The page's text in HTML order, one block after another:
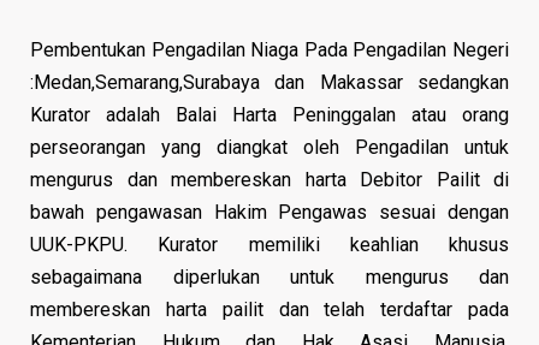
Pembentukan Pengadilan Niaga Pada Pengadilan Negeri
:Medan,Semarang,Surabaya dan Makassar sedangkan
Kurator adalah Balai Harta Peninggalan atau orang
perseorangan yang diangkat oleh Pengadilan untuk
mengurus dan membereskan harta Debitor Pailit di
bawah pengawasan Hakim Pengawas sesuai dengan
UUK-PKPU. Kurator memiliki keahlian khusus
sebagaimana diperlukan untuk mengurus dan
membereskan harta pailit dan telah terdaftar pada